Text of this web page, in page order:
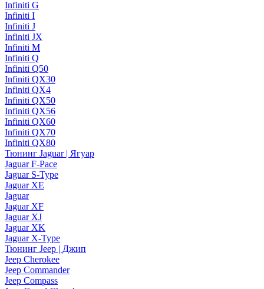
Infiniti G
Infiniti I
Infiniti J
Infiniti JX
Infiniti M
Infiniti Q
Infiniti Q50
Infiniti QX30
Infiniti QX4
Infiniti QX50
Infiniti QX56
Infiniti QX60
Infiniti QX70
Infiniti QX80
Тюнинг Jaguar | Ягуар
Jaguar F-Pace
Jaguar S-Type
Jaguar XE
Jaguar
Jaguar XF
Jaguar XJ
Jaguar XK
Jaguar X-Type
Тюнинг Jeep | Джип
Jeep Cherokee
Jeep Commander
Jeep Compass